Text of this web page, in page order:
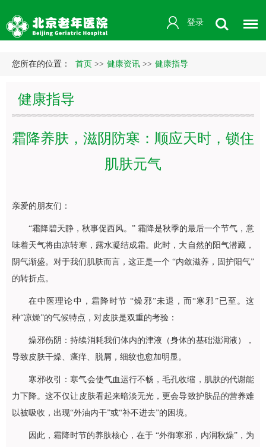
登录
您所在的位置： 首页 >> 健康资讯 >> 健康指导
健康指导
霜降养肤，滋阴防寒：顺应天时，锁住
肌肤元气
亲爱的朋友们：
“霜降碧天静，秋事促西风。” 霜降是秋季的最后一个节气，意
味着天气将由凉转寒，露水凝结成霜。此时，大自然的阳气潜藏，
阴气渐盛。对于我们肌肤而言，这正是一个 “内敛滋养，固护阳气”
的转折点。
在中医理论中，霜降时节 “燥邪”未退，而“寒邪”已至。这
种“凉燥”的气候特点，对皮肤是双重的考验：
燥邪伤阴：持续消耗我们体内的津液（身体的基础滋润液），
导致皮肤干燥、瘙痒、脱屑，细纹也愈加明显。
寒邪收引：寒气会使气血运行不畅，毛孔收缩，肌肤的代谢能
力下降。这不仅让皮肤看起来暗淡无光，更会导致护肤品的营养难
以被吸收，出现“外油内干”或“补不进去”的困境。
因此，霜降时节的养肤核心，在于 “外御寒邪，内润秋燥”，为